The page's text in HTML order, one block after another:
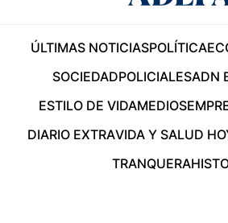
ÚLTIMAS NOTICIASPOLÍTICA
SOCIEDADPOLICIALESADN
ESTILO DE VIDAMEDIOS
DIARIO EXTRAVIDA Y SALUD
TRANQUERA